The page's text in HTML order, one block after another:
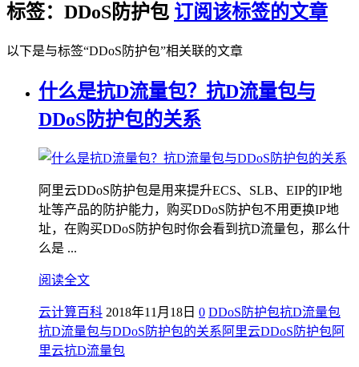
标签：DDoS防护包 订阅该标签的文章
以下是与标签“DDoS防护包”相关联的文章
什么是抗D流量包？抗D流量包与
DDoS防护包的关系
阿里云DDoS防护包是用来提升ECS、SLB、EIP的IP地
址等产品的防护能力，购买DDoS防护包不用更换IP地
址，在购买DDoS防护包时你会看到抗D流量包，那么什
么是 ...
阅读全文
云计算百科 2018年11月18日 0 DDoS防护包抗D流量包
抗D流量包与DDoS防护包的关系 阿里云DDoS防护包阿
里云抗D流量包